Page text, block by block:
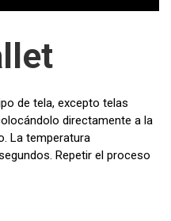
de tela, excepto telas
directamente a la
La temperatura
Repetir el proceso